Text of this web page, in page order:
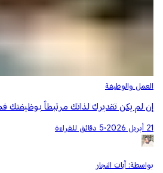
العمل والوظيفة
إن لم يكن تقديرك لذاتك مرتبطاً بوظيفتك
21 أبريل 2026 •5 دقائق للقراءة
بواسطة: آيات النجار